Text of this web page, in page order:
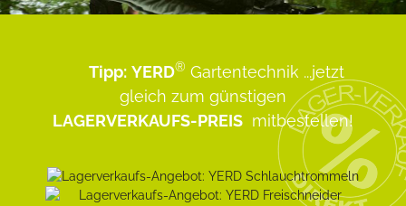
Tipp: YERD® Gartentechnik ...jetzt
gleich zum günstigen
LAGERVERKAUFS-PREIS mitbestellen!